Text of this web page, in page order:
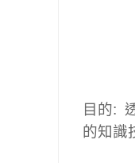
目的:
的知識